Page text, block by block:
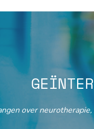
over